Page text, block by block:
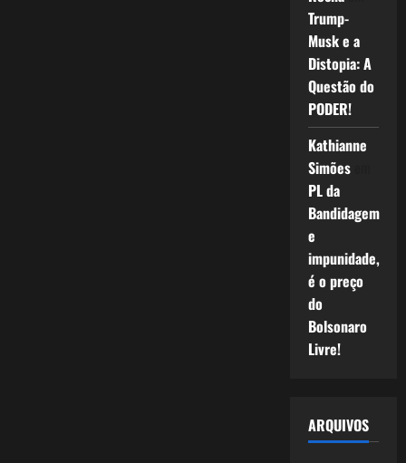
Trump-
Musk e a
Distopia: A
Questão do
PODER!
Kathianne
Simõesem
PL da
Bandidagem
e
impunidade,
é o preço
do
Bolsonaro
Livre!
ARQUIVOS